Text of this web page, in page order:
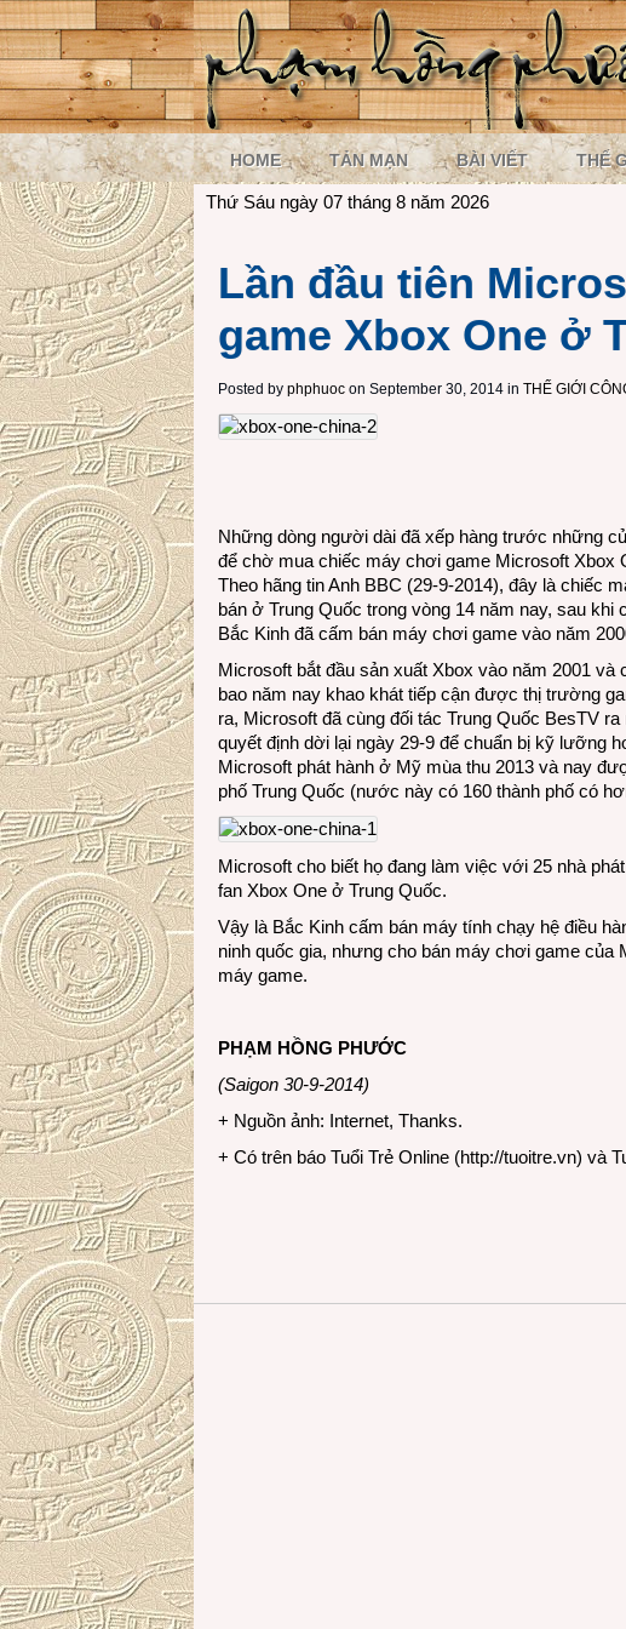
HOME TẢN MẠN BÀI VIẾT THẾ
Thứ Sáu ngày 07 tháng 8 năm 2026
Lần đầu tiên
game Xbox One ở
Posted by phphuoc on September 30, 2014 in THẾ GIỚI
Những dòng người dài đã xếp hàng trước những
để chờ mua chiếc máy chơi game Microsoft Xbox
Theo hãng tin Anh BBC (29-9-2014), đây là chiếc
bán ở Trung Quốc trong vòng 14 năm nay, sau khi
Bắc Kinh đã cấm bán máy chơi game vào năm
Microsoft bắt đầu sản xuất Xbox vào năm 2001
bao năm nay khao khát tiếp cận được thị trường
ra, Microsoft đã cùng đối tác Trung Quốc BesTV
quyết định dời lại ngày 29-9 để chuẩn bị kỹ lưỡng
Microsoft phát hành ở Mỹ mùa thu 2013 và nay
phố Trung Quốc (nước này có 160 thành phố có
Microsoft cho biết họ đang làm việc với 25 nhà
fan Xbox One ở Trung Quốc.
Vậy là Bắc Kinh cấm bán máy tính chạy hệ điều
ninh quốc gia, nhưng cho bán máy chơi game
máy game.
PHẠM HỒNG PHƯỚC
(Saigon 30-9-2014)
+ Nguồn ảnh: Internet, Thanks.
+ Có trên báo Tuổi Trẻ Online (http://tuoitre.vn) và